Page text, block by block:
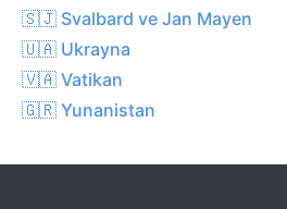
🇸🇯 Svalbard ve Jan Mayen
🇺🇦 Ukrayna
🇻🇦 Vatikan
🇬🇷 Yunanistan